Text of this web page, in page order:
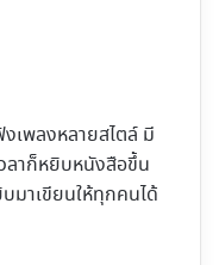
เพลงหลายสไตล์ มี
วลาก็หยิบหนังสือขึ้น
มาเขียนให้ทุกคนได้